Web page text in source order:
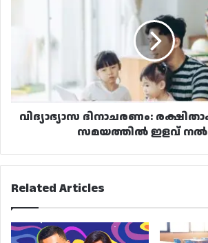
സമയത്തിൽ
വിദ്യാഭ്യാസ ദിനാചരണം:
സമയത്തിൽ ഇളവ്
Related Articles